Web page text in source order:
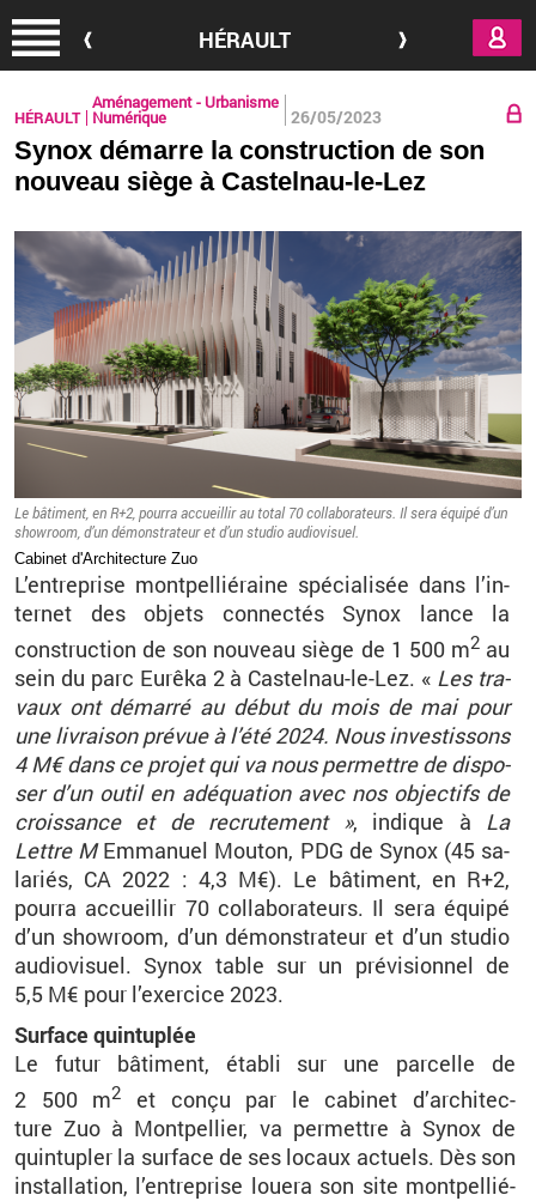
HÉRAULT
HÉRAULT
Aménagement - Urbanisme
Numérique 26/05/2023
Synox démarre la construction de son
nouveau siège à Castelnau-le-Lez
Le bâ­ti­ment, en R+2, pourra ac­cueillir au total 70 col­la­bo­ra­teurs. Il sera équipé d’un
sho­wroom, d’un dé­mons­tra­teur et d’un stu­dio au­dio­vi­suel.
Ca­bi­net d'Ar­chi­tec­ture Zuo
L’en­tre­prise mont­pel­lié­raine spé­cia­li­sée dans l’in­
ter­net des ob­jets connec­tés Synox lance la
construc­tion de son nou­veau siège de 1 500 m2au
sein du parc Eu­rêka 2 à Cas­tel­nau-le-Lez. « Les tra­
vaux ont dé­marré au début du mois de mai pour
une li­vrai­son pré­vue à l’été 2024. Nous in­ves­tis­sons
4 M€ dans ce pro­jet qui va nous per­mettre de dis­po­
ser d’un outil en adé­qua­tion avec nos ob­jec­tifs de
crois­sance et de re­cru­te­ment », in­dique à La
Lettre MEm­ma­nuel Mou­ton, PDG de Synox (45 sa­
la­riés, CA 2022 : 4,3 M€). Le bâ­ti­ment, en R+2,
pourra ac­cueillir 70 col­la­bo­ra­teurs. Il sera équipé
d’un sho­wroom, d’un dé­mons­tra­teur et d’un stu­dio
au­dio­vi­suel. Synox table sur un pré­vi­sion­nel de
5,5 M€ pour l’exer­cice 2023.
Sur­face quin­tu­plée
Le futur bâ­ti­ment, éta­bli sur une par­celle de
2 500 m2
et conçu par le ca­bi­net d’ar­chi­tec­
tureZuo à Mont­pel­lier, va per­mettre à Synoxde
quin­tu­pler la sur­face de ses lo­caux ac­tuels. Dès son
ins­tal­la­tion, l’en­tre­prise louera son site mont­pel­lié­